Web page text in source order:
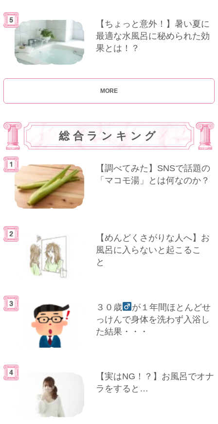
【ちょっと意外！】暑い夏に
最適な水風呂に秘められた効
果とは！？
MORE
総合ランキング
【調べてみた】SNSで話題の
「マコモ湯」とは何なのか？
【めんどくさがりな人へ】お
風呂に入らないと起こるこ
と
３０歳
が１年間ほとんどせ
っけんで身体を洗わず入浴し
た結果・・・
【実はNG！？】お風呂でオナ
ラをすると…